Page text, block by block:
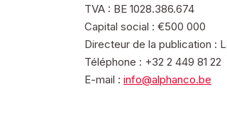
TVA : BE 1028.386.674
Capital social : €500 000
Directeur de la publication :
Téléphone : +32 2 449 81 22
E-mail : info@alphanco.be